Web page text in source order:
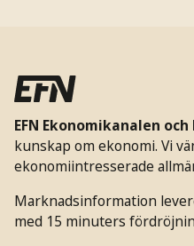
EFN Ekonomikanalen
kunskap om ekonomi. Vi
ekonomiintresserade
Marknadsinformation
med 15 minuters